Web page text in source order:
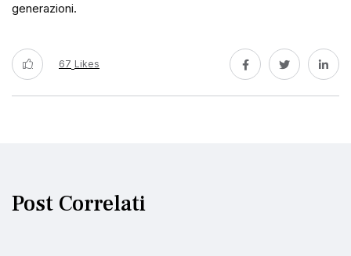
generazioni.
67 Likes
Post Correlati